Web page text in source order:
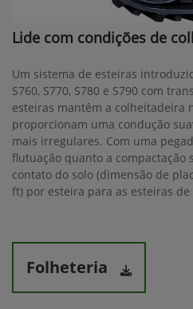
Lide com condições de
Um sistema de esteiras
S760, S770, S780 e S790 com
esteiras mantêm a colheitadeira
proporcionam uma condução
mais irregulares. Com uma
flutuação quanto a compactação
contato do solo (dimensão de
ft) por esteira para as esteiras de
Folheteria